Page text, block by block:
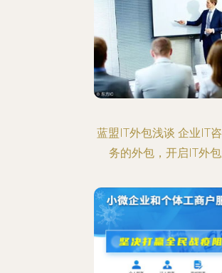
蓝盟IT外包浅谈 企业IT
务的外包，开启IT外